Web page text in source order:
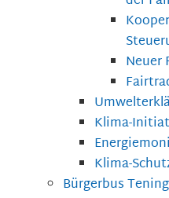
Neuer
Klima-
Klima-
Bürgerbus